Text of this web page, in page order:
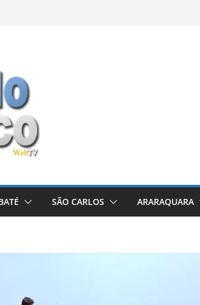
SÃO CARLOS ARARAQUARA